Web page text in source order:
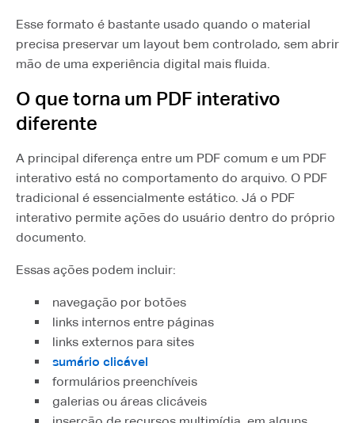
Esse formato é bastante usado quando o material
precisa preservar um layout bem controlado, sem abrir
mão de uma experiência digital mais fluida.
O que torna um PDF interativo
diferente
A principal diferença entre um PDF comum e um PDF
interativo está no comportamento do arquivo. O PDF
tradicional é essencialmente estático. Já o PDF
interativo permite ações do usuário dentro do próprio
documento.
Essas ações podem incluir:
navegação por botões
links internos entre páginas
links externos para sites
sumário clicável
formulários preenchíveis
galerias ou áreas clicáveis